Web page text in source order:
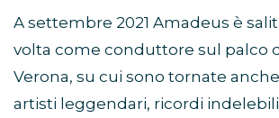
A settembre 2021 Amadeus è
volta come conduttore sul palco
Verona, su cui sono tornate
artisti leggendari, ricordi